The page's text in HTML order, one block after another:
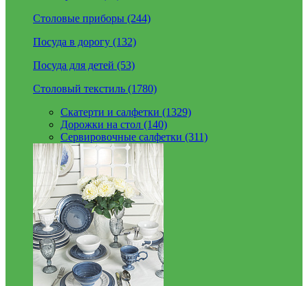
Столовые приборы (244)
Посуда в дорогу (132)
Посуда для детей (53)
Столовый текстиль (1780)
Скатерти и салфетки (1329)
Дорожки на стол (140)
Сервировочные салфетки (311)